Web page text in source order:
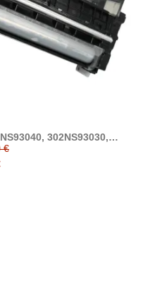
302NS93030,
compatible
€